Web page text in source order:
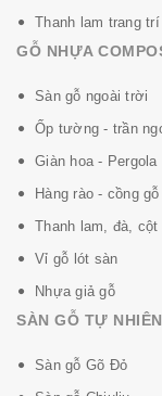
Thanh lam trang trí
GỖ NHỰA
Sàn gỗ ngoài trời
Ốp tường - trần
Giàn hoa - Pergola
Hàng rào - cồng gỗ
Thanh lam, đà, cột
Vỉ gỗ lót sàn
Nhựa giả gỗ
SÀN GỖ TỰ NHIÊN
Sàn gỗ Gõ Đỏ